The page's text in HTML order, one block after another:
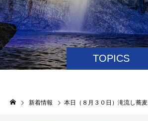
TOPICS
新着情報 本日（８月３０日）滝流し蕎麦